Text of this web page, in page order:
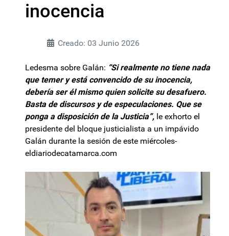
inocencia
Creado: 03 Junio 2026
Ledesma sobre Galán: “Si realmente no tiene nada
que temer y está convencido de su inocencia,
debería ser él mismo quien solicite su desafuero.
Basta de discursos y de especulaciones. Que se
ponga a disposición de la Justicia”, le exhorto el
presidente del bloque justicialista a un impávido
Galán durante la sesión de este miércoles-
eldiariodecatamarca.com